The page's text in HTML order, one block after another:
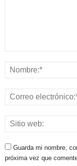
Guarda mi nombre,
próxima vez que